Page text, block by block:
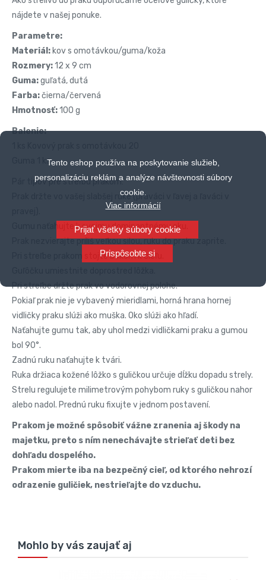
Tento eshop používa na poskytovanie služieb,
personalizáciu reklám a analýze návštevnosti súbory
cookie.
Viac informácií
Prijať všetky súbory cookie
Prispôsobte si
nájdete v našej ponuke.
Parametre:
Materiál: kov s omotávkou/guma/koža
Rozmery:12 x 9 cm
Guma:guľatá, dutá
Farba:čierna/červená
Hmotnosť:100 g
Balenie:
Guma 1 ks
Pár tipov pre streľbu prakom:
Prak držte vo vašej slabšej ruke (praváci v ľavej a ľaváci v
Gumu naťahujte k svojmu dominantnému oku.
Prak nezvierajte príliš veľkou silou, ruku do praku zaprite.
Pri streľbe prakom stojte bokom k cieľu.
Pri streľbe držte prak vo vodorovnej polohe.
Pokiaľ prak nie je vybavený mieridlami, horná hrana hornej
vidličky praku slúži ako muška. Oko slúži ako hľadí.
Naťahujte gumu tak, aby uhol medzi vidličkami praku a gumou
bol 90°.
Zadnú ruku naťahujte k tvári.
Ruka držiaca kožené lôžko s guličkou určuje dĺžku dopadu strely.
Strelu regulujete milimetrovým pohybom ruky s guličkou nahor
alebo nadol. Prednú ruku fixujte v jednom postavení.
Prakom je možné spôsobiť vážne zranenia aj škody na
majetku, preto s ním nenechávajte strieľať deti bez
dohľadu dospelého.
Prakom mierte iba na bezpečný cieľ, od ktorého nehrozí
odrazenie guličiek, nestrieľajte do vzduchu.
Mohlo by vás zaujať aj